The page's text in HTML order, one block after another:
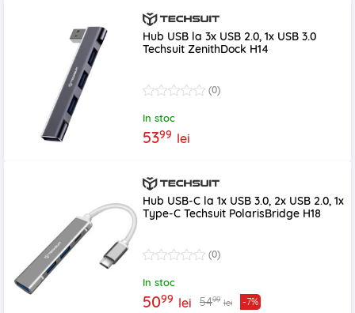
Hub USB la 3x USB 2.0, 1x USB 3.0
Techsuit ZenithDock H14
(0)
In stoc
5399 lei
Hub USB-C la 1x USB 3.0, 2x USB 2.0, 1x
Type-C Techsuit PolarisBridge H18
(0)
In stoc
5099 lei 5499 lei -7%